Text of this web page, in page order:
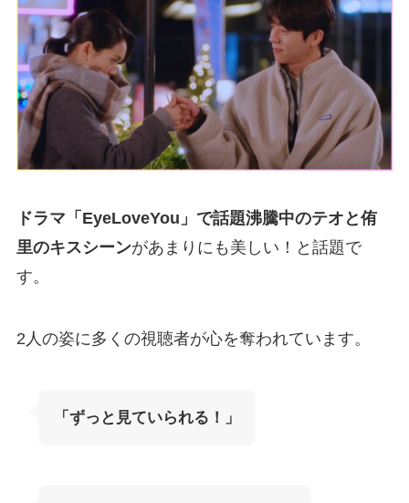
ドラマ「EyeLoveYou」で話題沸騰中のテオと侑
里のキスシーンがあまりにも美しい！と話題で
す。
2人の姿に多くの視聴者が心を奪われています。
「ずっと見ていられる！」